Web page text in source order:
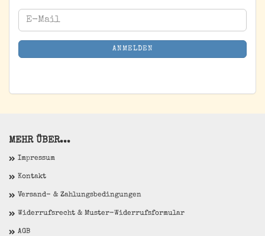
WEITER
ZUR
NEWSLETTER-
ANMELDUNG
E-
Mail
ANMELDEN
MEHR ÜBER...
Impressum
Kontakt
Versand- & Zahlungsbedingungen
Widerrufsrecht & Muster-Widerrufsformular
AGB